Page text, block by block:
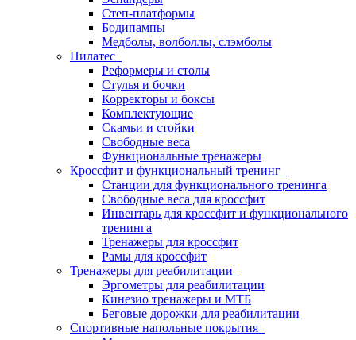
Степ-платформы
Бодипампы
Медболы, волболлы, слэмболы
Пилатес
Реформеры и столы
Стулья и бочки
Корректоры и боксы
Комплектующие
Скамьи и стойки
Свободные веса
Функциональные тренажеры
Кроссфит и функциональный тренинг
Станции для функционального тренинга
Свободные веса для кроссфит
Инвентарь для кроссфит и функционального
тренинга
Тренажеры для кроссфит
Рамы для кроссфит
Тренажеры для реабилитации
Эргометры для реабилитации
Кинезио тренажеры и МТБ
Беговые дорожки для реабилитации
Спортивные напольные покрытия